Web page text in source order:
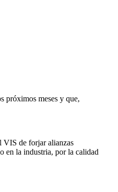
próximos meses y que,
VIS de forjar alianzas
en la industria, por la calidad